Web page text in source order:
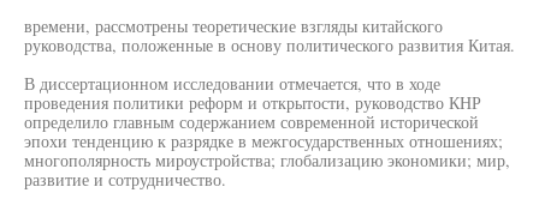
времени, рассмотрены теоретические взгляды китайского
руководства, положенные в основу политического развития Китая.
В диссертационном исследовании отмечается, что в ходе
проведения политики реформ и открытости, руководство КНР
определило главным содержанием современной исторической
эпохи тенденцию к разрядке в межгосударственных отношениях;
многополярность мироустройства; глобализацию экономики; мир,
развитие и сотрудничество.